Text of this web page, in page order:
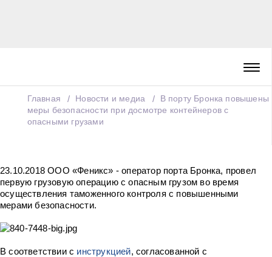
Главная Новости и медиа
В порту Бронка повышены
меры безопасности при досмотре контейнеров с
опасными грузами
23.10.2018 ООО «Феникс» - оператор порта Бронка, провел
первую грузовую операцию с опасным грузом во время
осуществления таможенного контроля с повышенными
мерами безопасности.
В соответствии с инструкцией, согласованной с